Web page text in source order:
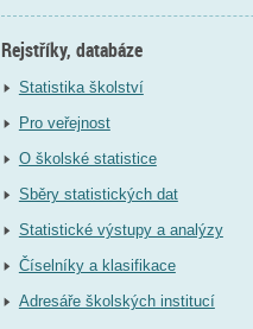
Rejstříky, databáze
Statistika školství
Pro veřejnost
O školské statistice
Sběry statistických dat
Statistické výstupy a analýzy
Číselníky a klasifikace
Adresáře školských institucí